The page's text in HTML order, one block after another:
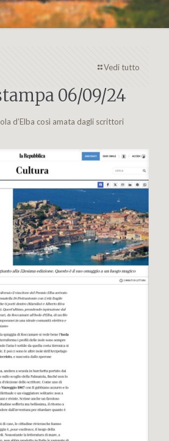
Vedi tutto
06/09/24
d’Elba così amata dagli scrittori